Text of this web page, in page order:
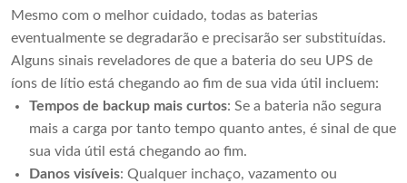
Mesmo com o melhor cuidado, todas as baterias
eventualmente se degradarão e precisarão ser substituídas.
Alguns sinais reveladores de que a bateria do seu UPS de
íons de lítio está chegando ao fim de sua vida útil incluem:
Tempos de backup mais curtos: Se a bateria não segura
mais a carga por tanto tempo quanto antes, é sinal de que
sua vida útil está chegando ao fim.
Danos visíveis: Qualquer inchaço, vazamento ou